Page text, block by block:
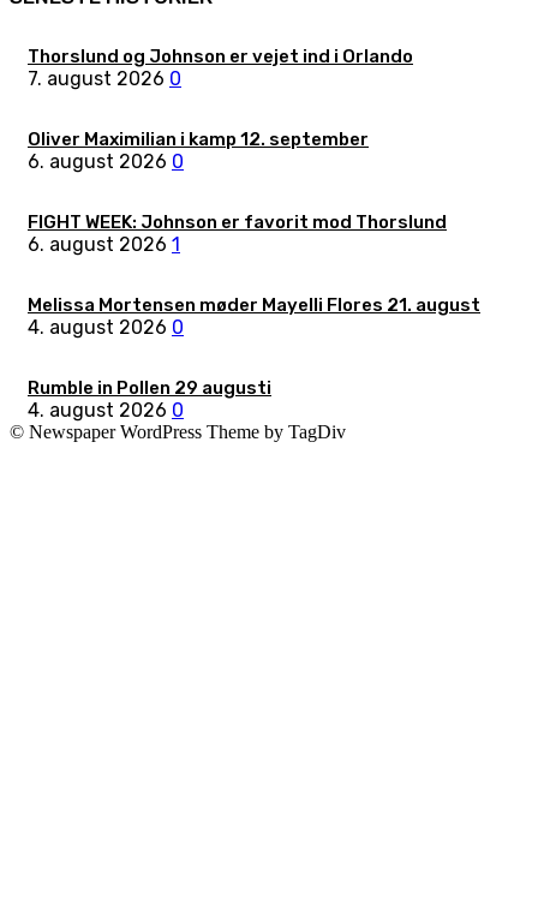
Thorslund og Johnson er vejet ind i Orlando
7. august 2026 0
Oliver Maximilian i kamp 12. september
6. august 2026 0
FIGHT WEEK: Johnson er favorit mod Thorslund
6. august 2026 1
Melissa Mortensen møder Mayelli Flores 21. august
4. august 2026 0
Rumble in Pollen 29 augusti
4. august 2026 0
© Newspaper WordPress Theme by TagDiv